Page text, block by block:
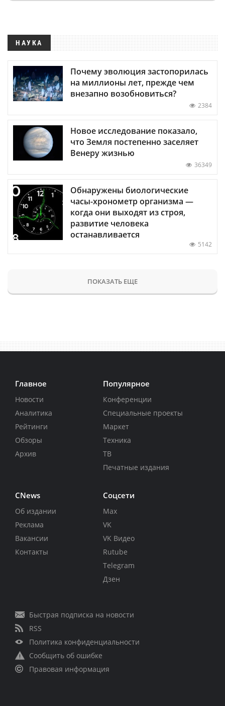
НАУКА
Почему эволюция застопорилась
на миллионы лет, прежде чем
внезапно возобновиться?
2384
Новое исследование показало,
что Земля постепенно заселяет
Венеру жизнью
36349
Обнаружены биологические
часы-хронометр организма —
когда они выходят из строя,
развитие человека
останавливается
5142
ПОКАЗАТЬ ЕЩЕ
Главное
Новости
Аналитика
Рейтинги
Обзоры
Архив
Популярное
Конференции
Специальные проекты
Маркет
Техника
ТВ
Печатные издания
CNews
Об издании
Реклама
Вакансии
Контакты
Соцсети
Max
VK
VK Видео
Rutube
Telegram
Дзен
Быстрая подписка на новости
RSS
Политика конфиденциальности
Сообщить об ошибке
Правовая информация